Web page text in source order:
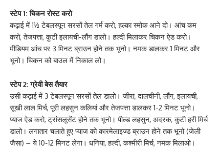
स्टेप 1: चिकन रोस्ट करो
कढ़ाई में 1½ टेबलस्पून सरसों तेल गर्म करो, हल्का स्मोक आने दो। आंच कम
करो, तेजपत्ता, कुटी इलायची-लौंग डालो। हल्दी मिलाकर चिकन ऐड करो।
मीडियम आंच पर 3 मिनट ब्राउन होने तक भूनो। नमक डालकर 1 मिनट और
भूनो। चिकन को बाउल में निकाल लो।
स्टेप 2: ग्रेवी बेस तैयार
उसी कढ़ाई में 3 टेबलस्पून सरसों तेल डालो। जीरा, दालचीनी, लौंग, इलायची,
सूखी लाल मिर्च, पूरी लहसुन कलियां और तेजपत्ता डालकर 1-2 मिनट भूनो।
प्याज ऐड करो, ट्रांसलूसेंट होने तक भूनो। पील्ड लहसुन, अदरक, कुटी हरी मिर्च
डालो। लगातार चलाते हुए प्याज को कारमेलाइज्ड ब्राउन होने तक भूनो (जेली
जैसा) – ये 10-12 मिनट लेगा। धनिया, हल्दी, कश्मीरी मिर्च, नमक मिलाओ।